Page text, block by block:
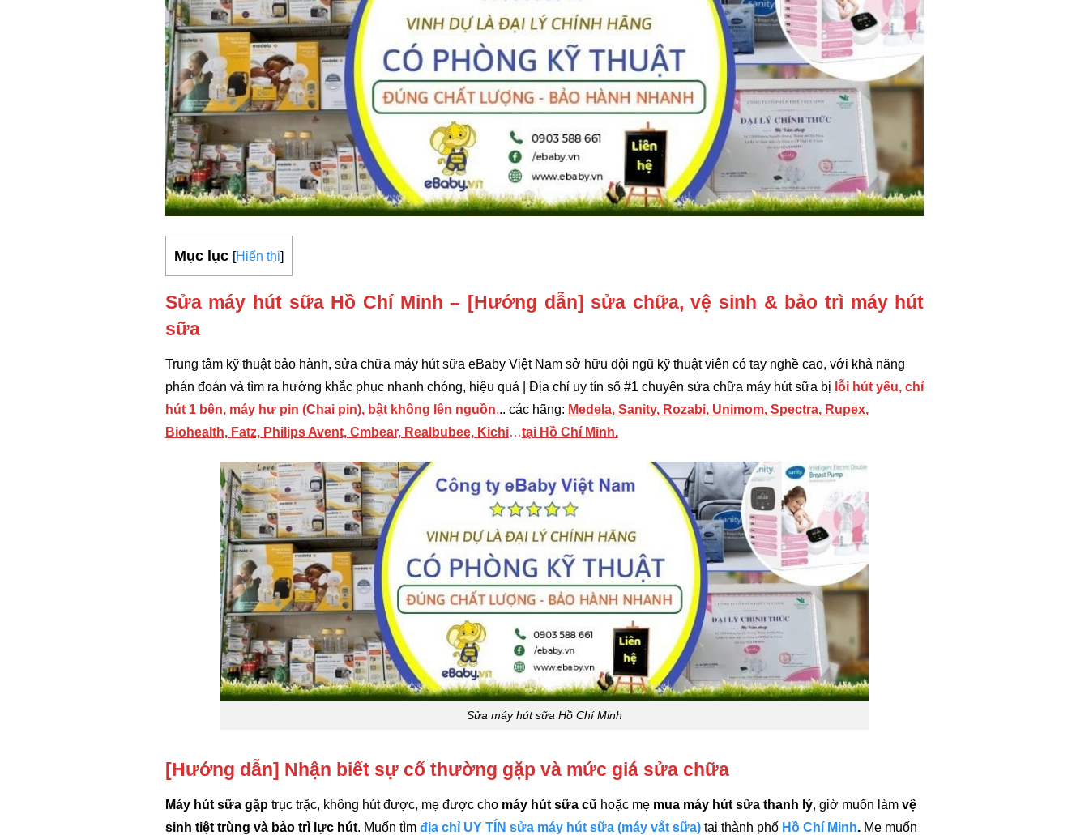
Mục lục [Hiển thị]
Sửa máy hút sữa Hồ Chí Minh – [Hướng dẫn] sửa chữa, vệ sinh & bảo trì máy hút
sữa
Trung tâm kỹ thuật bảo hành, sửa chữa máy hút sữa eBaby Việt Nam sở hữu đội ngũ kỹ thuật viên có tay nghề cao, với khả năng
phán đoán và tìm ra hướng khắc phục nhanh chóng, hiệu quả | Địa chỉ uy tín số #1 chuyên sửa chữa máy hút sữa bị lỗi hút yếu, chỉ
hút 1 bên, máy hư pin (Chai pin), bật không lên nguồn,.. các hãng: Medela, Sanity, Rozabi, Unimom, Spectra, Rupex,
Biohealth, Fatz, Philips Avent, Cmbear, Realbubee, Kichi…tại Hồ Chí Minh.
Sửa máy hút sữa Hồ Chí Minh
[Hướng dẫn] Nhận biết sự cố thường gặp và mức giá sửa chữa
Máy hút sữa gặptrục trặc, không hút được, mẹ được cho máy hút sữa cũ hoặc mẹ mua máy hút sữa thanh lý, giờ muốn làm vệ
sinh tiệt trùng và bảo trì lực hút. Muốn tìm địa chỉ UY TÍN sửa máy hút sữa (máy vắt sữa) tại thành phố Hồ Chí Minh.Mẹ muốn